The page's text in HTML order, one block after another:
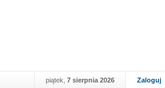
Zaloguj
piątek, 7 sierpnia 2026